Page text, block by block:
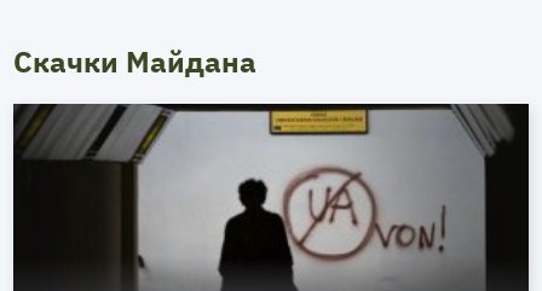
Скачки Майдана